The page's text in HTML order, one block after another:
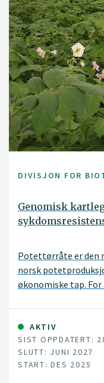
DIVISJON FOR
Genomisk
Potettørråte er den
norsk
økonomiske tap. For
varig genetisk
AKTIV
SIST OPPDATERT:
SLUTT: JUNI 2027
START: DES 2025